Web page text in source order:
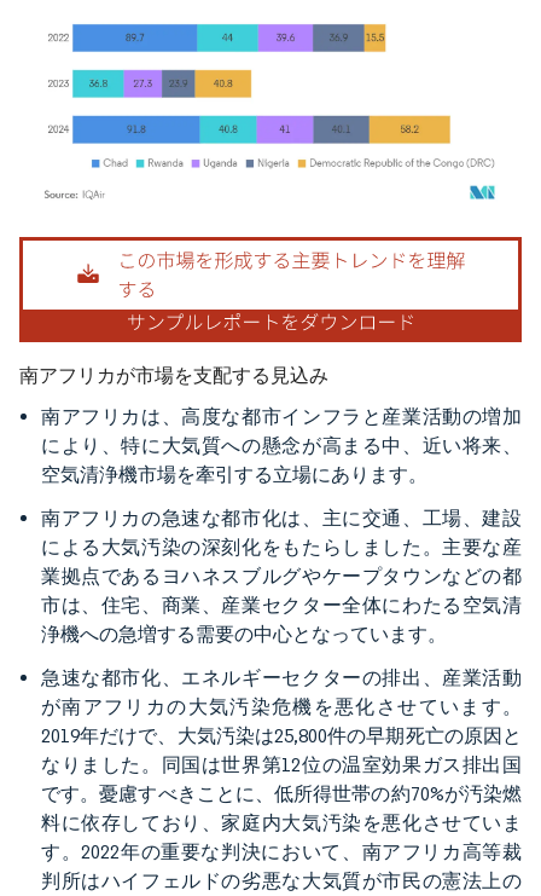
画像 © Mordor Intelligence。再利用にはCC BY 4.0の表示が必要です。
南アフリカが市場を支配する見込み
南アフリカは、高度な都市インフラと産業活動の増加
により、特に大気質への懸念が高まる中、近い将来、
空気清浄機市場を牽引する立場にあります。
南アフリカの急速な都市化は、主に交通、工場、建設
による大気汚染の深刻化をもたらしました。主要な産
業拠点であるヨハネスブルグやケープタウンなどの都
市は、住宅、商業、産業セクター全体にわたる空気清
浄機への急増する需要の中心となっています。
急速な都市化、エネルギーセクターの排出、産業活動
が南アフリカの大気汚染危機を悪化させています。
2019年だけで、大気汚染は25,800件の早期死亡の原因と
なりました。同国は世界第12位の温室効果ガス排出国
です。憂慮すべきことに、低所得世帯の約70%が汚染燃
料に依存しており、家庭内大気汚染を悪化させていま
す。2022年の重要な判決において、南アフリカ高等裁
判所はハイフェルドの劣悪な大気質が市民の憲法上の